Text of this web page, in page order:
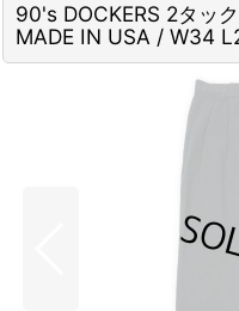
90's DOCKERS 2タッ
MADE IN USA / W34